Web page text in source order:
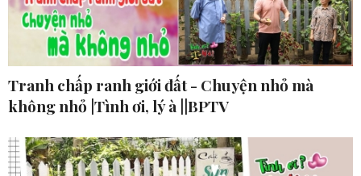
Tranh chấp ranh giới đất - Chuyện nhỏ mà
không nhỏ |Tình ơi, lý à ||BPTV